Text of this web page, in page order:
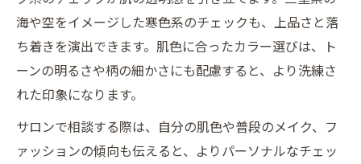
海や空をイメージした寒色系のチェックも、上品さと落
ち着きを演出できます。肌色に合ったカラー選びは、ト
ーンの明るさや柄の細かさにも配慮すると、より洗練さ
れた印象になります。
サロンで相談する際は、自分の肌色や普段のメイク、フ
ァッションの傾向も伝えると、よりパーソナルなチェッ